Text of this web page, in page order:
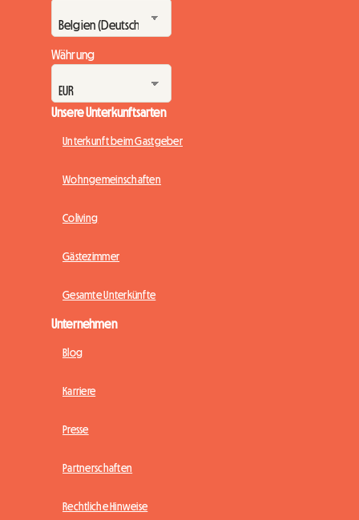
Währung
Unsere Unterkunftsarten
Unterkunft beim Gastgeber
Wohngemeinschaften
Coliving
Gästezimmer
Gesamte Unterkünfte
Unternehmen
Blog
Karriere
Presse
Partnerschaften
Rechtliche Hinweise